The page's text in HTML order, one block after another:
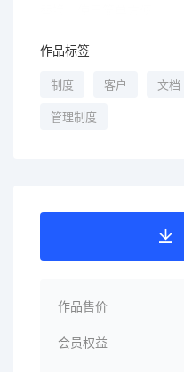
作品标签
制度 客户 文档
管理制度
作品售价
会员权益